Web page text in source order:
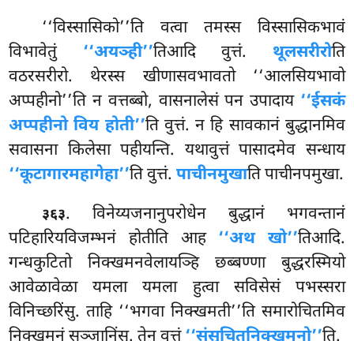
‘‘विस्सासिको’’ति वत्वा तमस्स विस्सासिकभावं
विभावेतुं ‘‘अयञ्ही’’तिआदि वुत्तं. थूलसरीरोति
वठरसरीरो. थेरस्स खीणासवभावतो ‘‘आलसियभावो
अप्पहीनो’’ति न वत्तब्बो, वासनालेसं पन उपादाय ‘‘ईसकं
अप्पहीनो विय होती’’ति वुत्तं. न हि सावकानं बुद्धानमिव
सवासना किलेसा पहीयन्ति. यथावुत्तं पासादमेव सन्धाय
‘‘कूटागारमहागेहा’’ति वुत्तं.पाचीनमुखाति पाचीनपमुखा.
३६३. विनेय्यजनानुपरोधेन बुद्धानं भगवन्तानं
पटिहारियविजम्भनं होतीति आह ‘‘अथ खो’’तिआदि.
गन्धकुटितो निक्खमनवेलायञ्हि छब्बण्णा बुद्धरस्मियो
आवेळावेळा यमलायमला हुत्वा सविसेसं पभस्सरा
विनिच्छरिंसु. ताहि ‘‘भगवा निक्खमती’’ति समारोचितमिव